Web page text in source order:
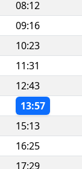
08:12
09:16
10:23
11:31
12:43
13:57
15:13
16:25
17:29